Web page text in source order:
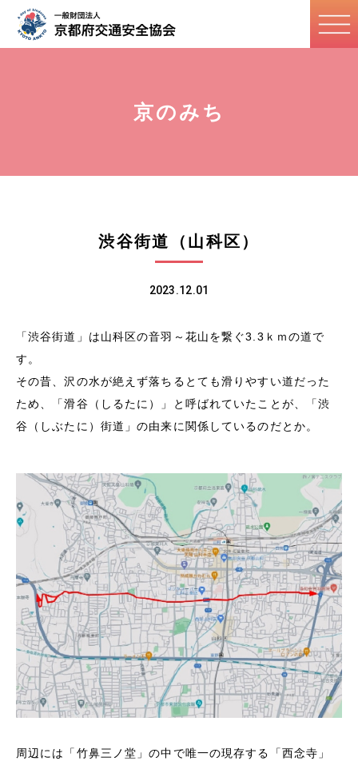
京のみち
渋谷街道（山科区）
2023.12.01
「渋谷街道」は山科区の音羽～花山を繋ぐ3.3 ｋｍの道で
す。
その昔、沢の水が絶えず落ちるとても滑りやすい道だった
ため、「滑谷（しるたに）」と呼ばれていたことが、「渋
谷（しぶたに）街道」の由来に関係しているのだとか。
周辺には「竹鼻三ノ堂」の中で唯一の現存する「西念寺」